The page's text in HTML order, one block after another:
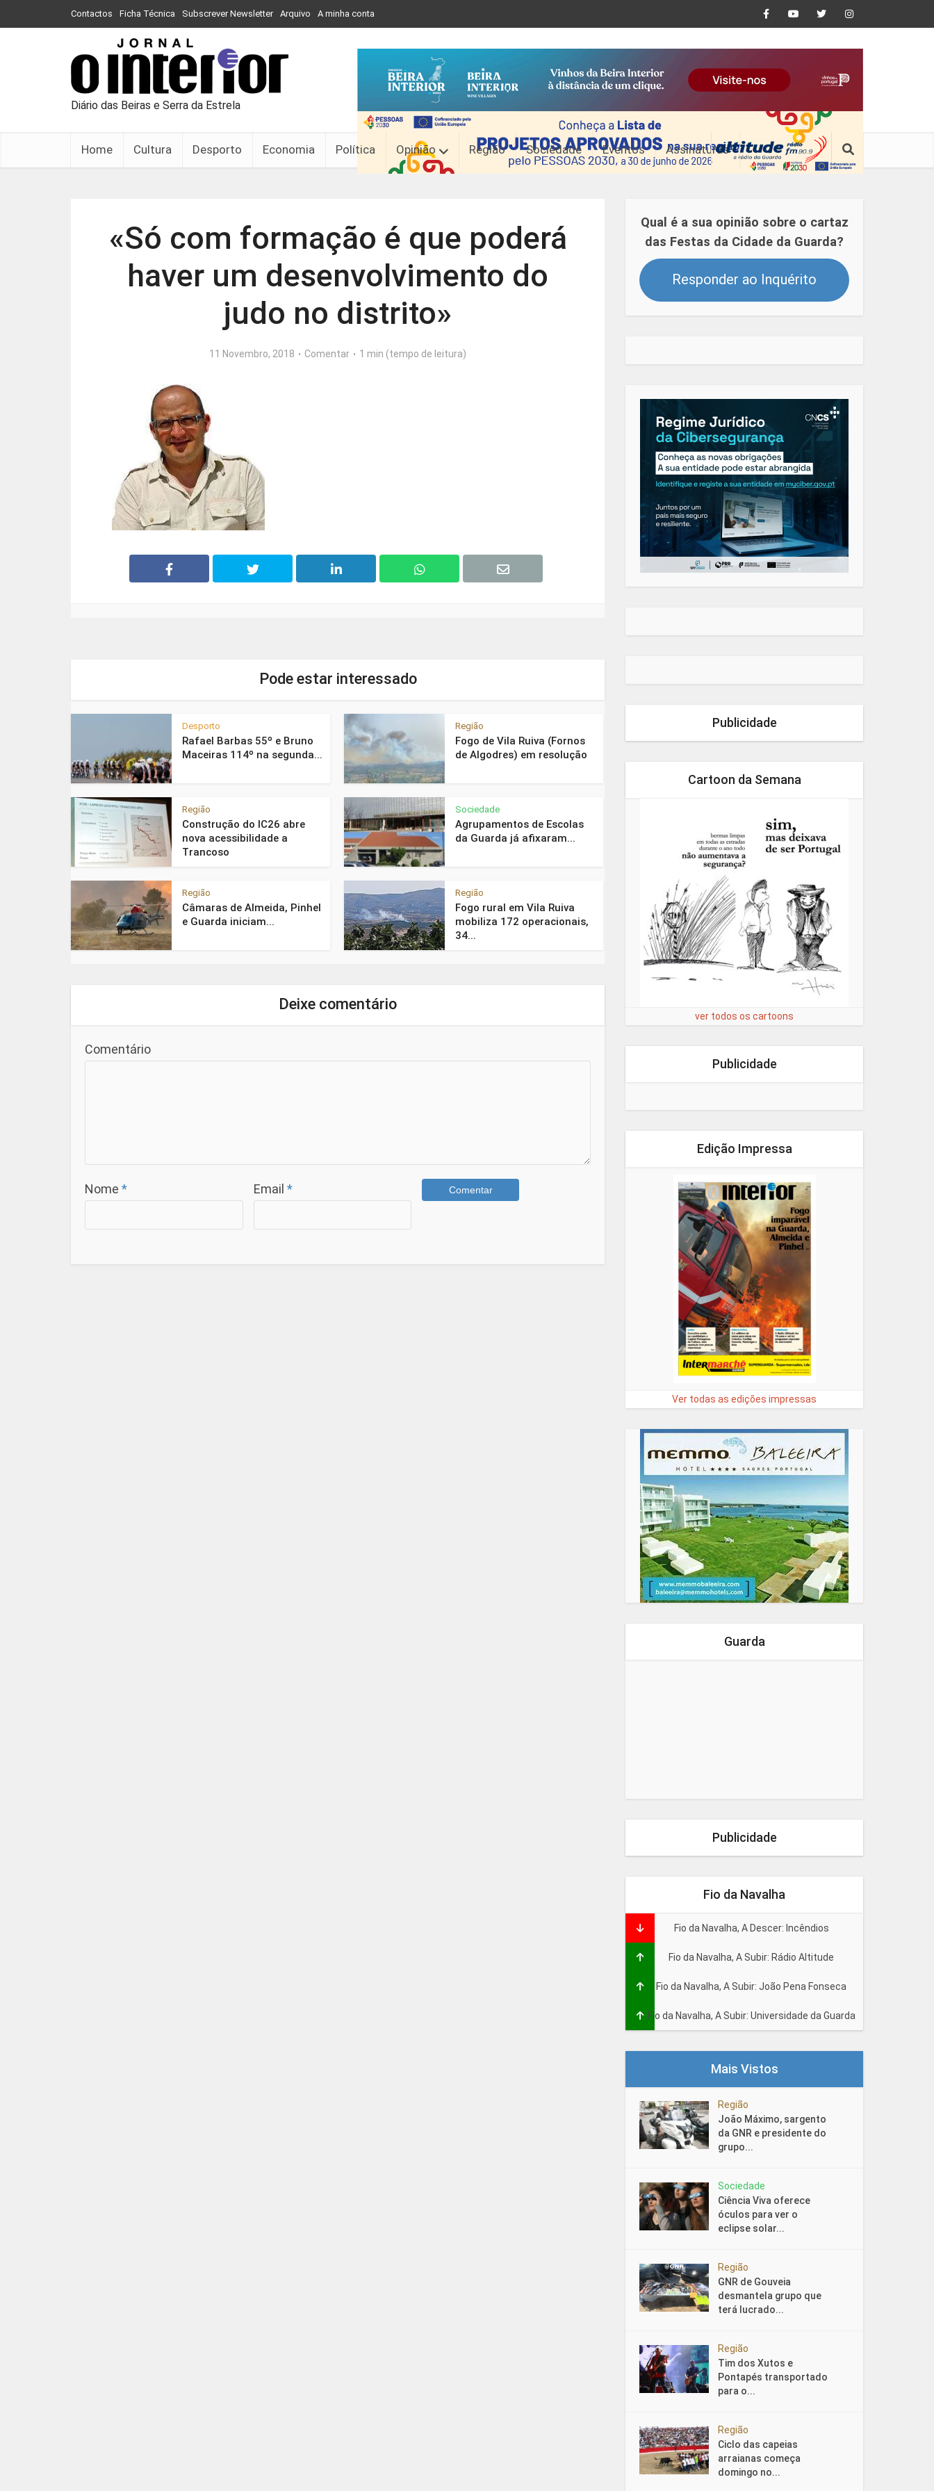
Contactos Ficha Técnica Subscrever Newsletter Arquivo A minha conta
Diário das Beiras e Serra da Estrela
Home Cultura Desporto Economia Política Opinião Região Sociedade Eventos Assinaturas
«Só com formação é que poderá
haver um desenvolvimento do
judo no distrito»
11 Novembro, 2018 Comentar 1 min (tempo de leitura)
Pode estar interessado
Desporto
Rafael Barbas 55º e Bruno
Maceiras 114º na segunda...
Região
Fogo de Vila Ruiva (Fornos
de Algodres) em resolução
Região
Construção do IC26 abre
nova acessibilidade a
Trancoso
Sociedade
Agrupamentos de Escolas
da Guarda já afixaram...
Região
Câmaras de Almeida, Pinhel
e Guarda iniciam...
Região
Fogo rural em Vila Ruiva
mobiliza 172 operacionais,
34...
Deixe comentário
Comentário
Nome * Email *
Qual é a sua opinião sobre o cartaz
das Festas da Cidade da Guarda?
Responder ao Inquérito
Publicidade
Cartoon da Semana
ver todos os cartoons
Publicidade
Edição Impressa
Ver todas as edições impressas
Guarda
Publicidade
Fio da Navalha
Fio da Navalha, A Descer: Incêndios
Fio da Navalha, A Subir: Rádio Altitude
Fio da Navalha, A Subir: João Pena Fonseca
Fio da Navalha, A Subir: Universidade da Guarda
Mais Vistos
Região
João Máximo, sargento
da GNR e presidente do
grupo...
Sociedade
Ciência Viva oferece
óculos para ver o
eclipse solar...
Região
GNR de Gouveia
desmantela grupo que
terá lucrado...
Região
Tim dos Xutos e
Pontapés transportado
para o...
Região
Ciclo das capeias
arraianas começa
domingo no...